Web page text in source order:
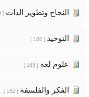
النجاح وتطوير الذات[ 169 ]
التوحيد[ 166 ]
علوم لغة[ 163 ]
الفكر والفلسفة[ 162 ]